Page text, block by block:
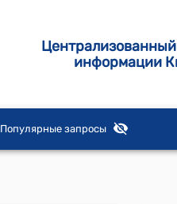
информации
Популярные запросы